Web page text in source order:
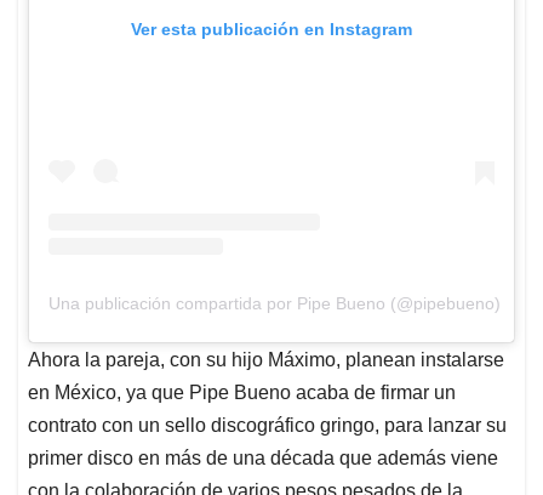
Ver esta publicación en Instagram
Una publicación compartida por Pipe Bueno (@pipebueno)
Ahora la pareja, con su hijo Máximo, planean instalarse
en México, ya que Pipe Bueno acaba de firmar un
contrato con un sello discográfico gringo, para lanzar su
primer disco en más de una década que además viene